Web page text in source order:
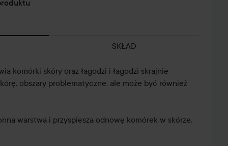
SKŁAD
komórki skóry oraz łagodzi i łagodzi skrajnie
obszary problematyczne, ale może być również
warstwa i przyspiesza odnowę komórek w skórze,